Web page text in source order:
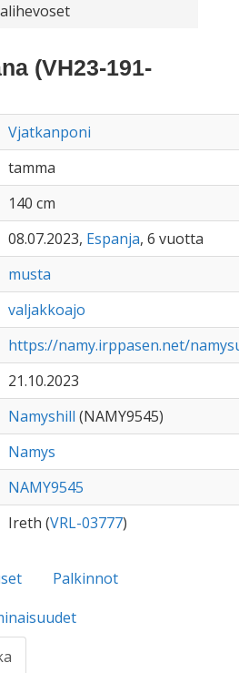
(VH23-191-
Vjatkanponi
tamma
140 cm
08.07.2023, Espanja, 6 vuotta
musta
valjakkoajo
https://namy.irppasen.net/
21.10.2023
Namyshill (NAMY9545)
Namys
NAMY9545
Ireth (VRL-03777)
Palkinnot